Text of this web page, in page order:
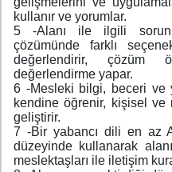
kullanır ve yorumlar.
5 -Alanı ile ilgili
çözümünde farklı
değerlendirir,
değerlendirme yapar.
6 -Mesleki bilgi, beceri ve
kendine öğrenir, kişisel
geliştirir.
7 -Bir yabancı dili en az
düzeyinde kullanarak
meslektaşları ile iletişim